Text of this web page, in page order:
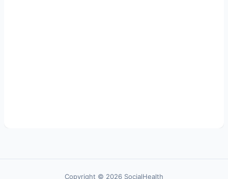
Copyright © 2026 SocialHealth